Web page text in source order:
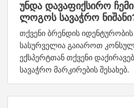
უნდა დავაფიქსირო ჩემი
ლოგოს სავაჭრო
თქვენი ბრენდის
სასურველია გაიაროთ
ექსპერტთან თქვენი
სავაჭრო მარკირების შესახებ.